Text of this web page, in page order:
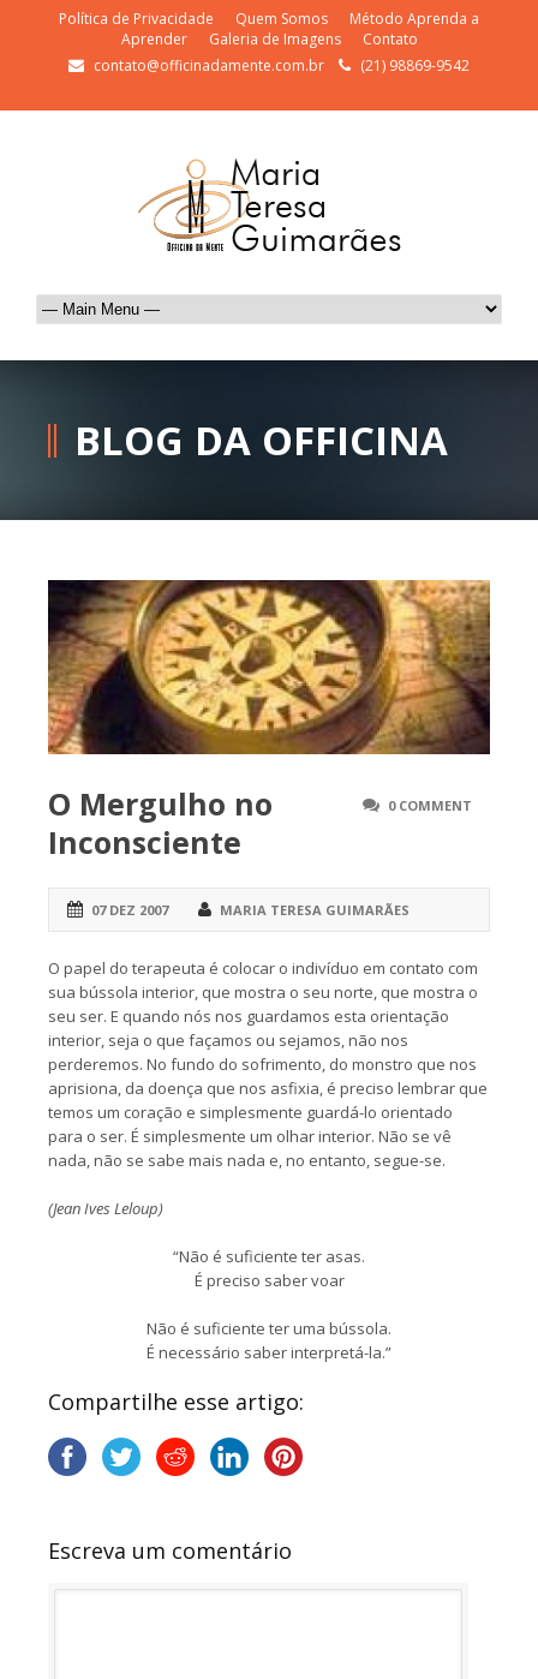
Política de Privacidade Quem Somos
Método Aprenda a
Aprender
Galeria de Imagens
Contato
contato@officinadamente.com.br
(21) 98869-9542
BLOG DA OFFICINA
0 COMMENT
O Mergulho no
Inconsciente
07 DEZ 2007 MARIA TERESA GUIMARÃES
O papel do terapeuta é colocar o indivíduo em contato com
sua bússola interior, que mostra o seu norte, que mostra o
seu ser. E quando nós nos guardamos esta orientação
interior, seja o que façamos ou sejamos, não nos
perderemos. No fundo do sofrimento, do monstro que nos
aprisiona, da doença que nos asfixia, é preciso lembrar que
temos um coração e simplesmente guardá-lo orientado
para o ser. É simplesmente um olhar interior. Não se vê
nada, não se sabe mais nada e, no entanto, segue-se.
(Jean Ives Leloup)
“Não é suficiente ter asas.
É preciso saber voar
Não é suficiente ter uma bússola.
É necessário saber interpretá-la.”
Compartilhe esse artigo:
Escreva um comentário